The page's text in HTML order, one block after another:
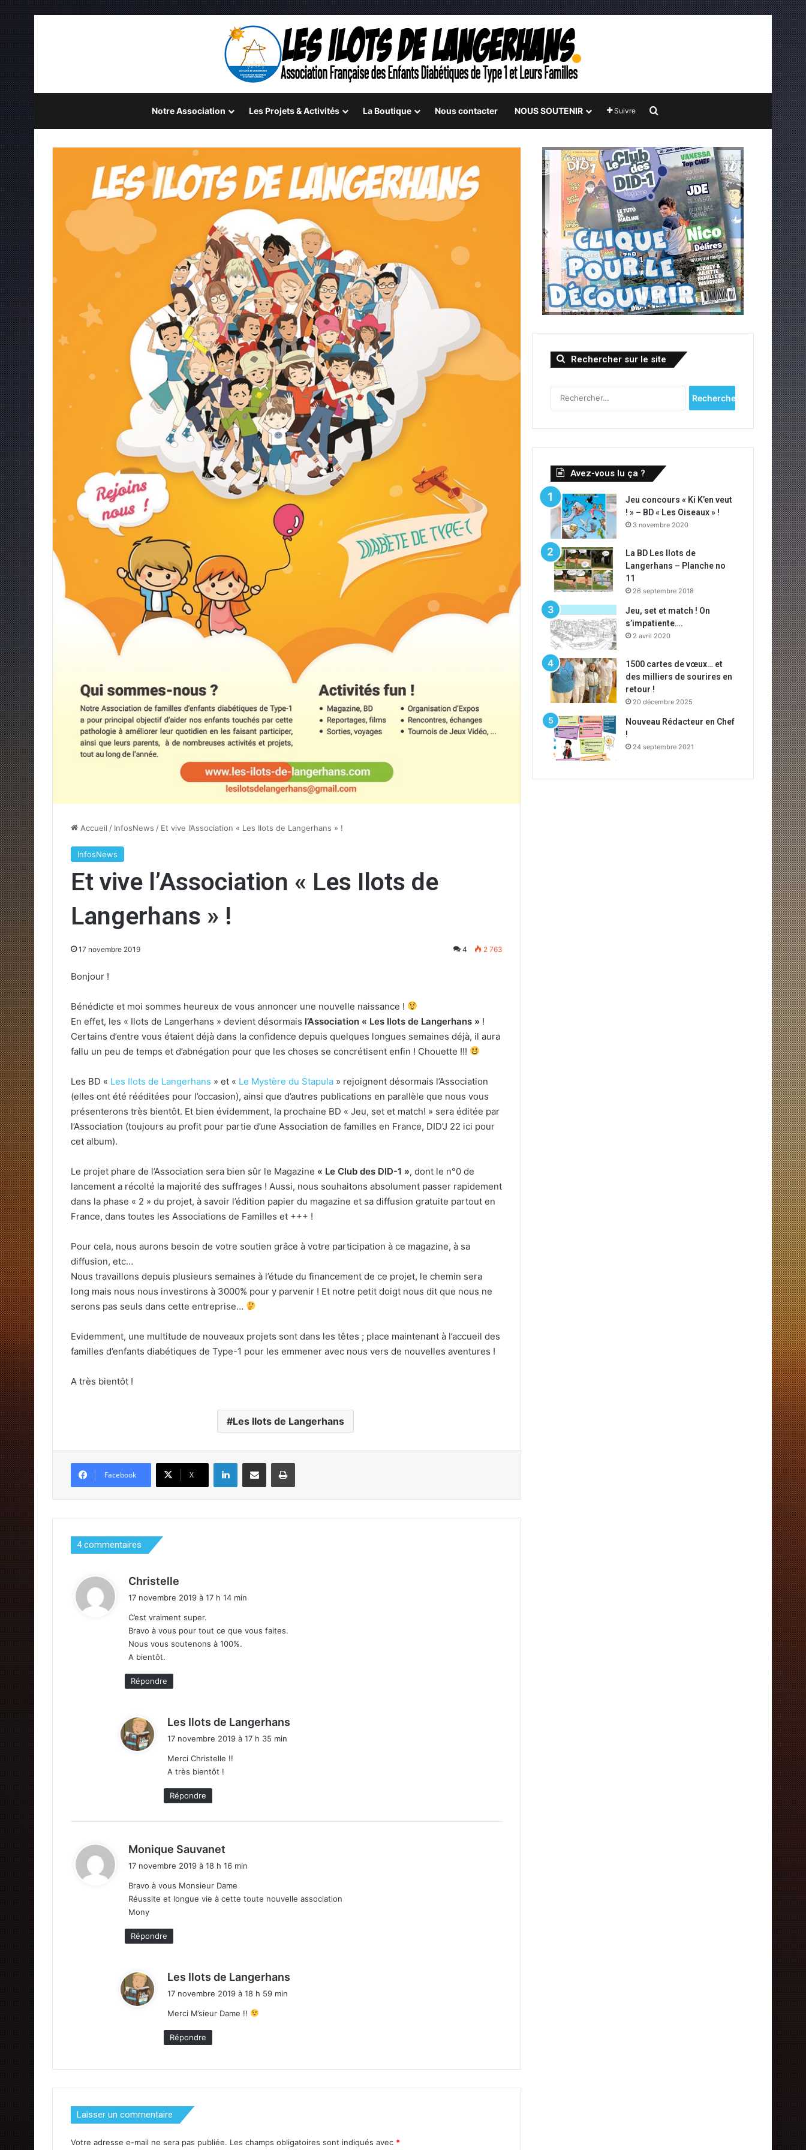
Notre Association Les Projets & Activités La Boutique Nous contacter NOUS SOUTENIR Suivre Rechercher
Accueil / InfosNews / Et vive l’Association « Les Ilots de Langerhans » !
InfosNews
Et vive l’Association « Les Ilots de
Langerhans » !
17 novembre 2019 4 2 763
Bonjour !
Bénédicte et moi sommes heureux de vous annoncer une nouvelle naissance !
En effet, les « Ilots de Langerhans » devient désormais l’Association « Les Ilots de Langerhans » !
Certains d’entre vous étaient déjà dans la confidence depuis quelques longues semaines déjà, il aura
fallu un peu de temps et d’abnégation pour que les choses se concrétisent enfin ! Chouette !!!
Les BD « Les Ilots de Langerhans » et « Le Mystère du Stapula » rejoignent désormais l’Association
(elles ont été rééditées pour l’occasion), ainsi que d’autres publications en parallèle que nous vous
présenterons très bientôt. Et bien évidemment, la prochaine BD « Jeu, set et match! » sera éditée par
l’Association (toujours au profit pour partie d’une Association de familles en France, DID’J 22 ici pour
cet album).
Le projet phare de l’Association sera bien sûr le Magazine « Le Club des DID-1 », dont le n°0 de
lancement a récolté la majorité des suffrages ! Aussi, nous souhaitons absolument passer rapidement
dans la phase « 2 » du projet, à savoir l’édition papier du magazine et sa diffusion gratuite partout en
France, dans toutes les Associations de Familles et +++ !
Pour cela, nous aurons besoin de votre soutien grâce à votre participation à ce magazine, à sa
diffusion, etc…
Nous travaillons depuis plusieurs semaines à l’étude du financement de ce projet, le chemin sera
long mais nous nous investirons à 3000% pour y parvenir ! Et notre petit doigt nous dit que nous ne
serons pas seuls dans cette entreprise…
Evidemment, une multitude de nouveaux projets sont dans les têtes ; place maintenant à l’accueil des
familles d’enfants diabétiques de Type-1 pour les emmener avec nous vers de nouvelles aventures !
A très bientôt !
Les Ilots de Langerhans
Facebook X
LinkedinPartager par email Imprimer
4 commentaires
Christelle
:
17 novembre 2019 à 17 h 14 min
C’est vraiment super.
Bravo à vous pour tout ce que vous faites.
Nous vous soutenons à 100%.
A bientôt.
Répondre
Les Ilots de Langerhans
17 novembre 2019 à 17 h 35 min
Merci Christelle !!
A très bientôt !
Répondre
Monique Sauvanet
:
17 novembre 2019 à 18 h 16 min
Bravo à vous Monsieur Dame
Réussite et longue vie à cette toute nouvelle association
Mony
Répondre
Les Ilots de Langerhans
17 novembre 2019 à 18 h 59 min
Merci M’sieur Dame !!
Répondre
Laisser un commentaire
Votre adresse e-mail ne sera pas publiée. Les champs obligatoires sont indiqués avec *
Rechercher sur le site
Avez-vous lu ça ?
Jeu concours « Ki K’en veut
! » – BD « Les Oiseaux » !
3 novembre 2020
La BD Les Ilots de
Langerhans – Planche no
11
26 septembre 2018
Jeu, set et match ! On
s’impatiente….
2 avril 2020
1500 cartes de vœux… et
des milliers de sourires en
retour !
20 décembre 2025
Nouveau Rédacteur en Chef
!
24 septembre 2021